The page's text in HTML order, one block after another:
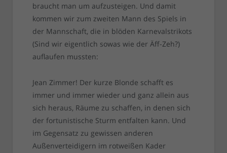
braucht man um aufzusteigen. Und damit
kommen wir zum zweiten Mann des Spiels in
der Mannschaft, die in blöden Karnevalstrikots
(Sind wir eigentlich sowas wie der Äff-Zeh?)
auflaufen mussten:
Jean Zimmer! Der kurze Blonde schafft es
immer und immer wieder und ganz allein aus
sich heraus, Räume zu schaffen, in denen sich
der fortunistische Sturm entfalten kann. Und
im Gegensatz zu gewissen anderen
Außenverteidigern im rotweißen Kader